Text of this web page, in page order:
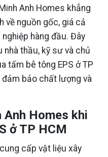
Anh Homes khẳng
về nguồn gốc, giá cả
hàng đầu. Đây
nhà thầu, kỹ sư và chủ
tấm bê tông EPS ở TP
đảm bảo chất lượng và
Anh Homes khi
ở TP HCM
cấp vật liệu xây